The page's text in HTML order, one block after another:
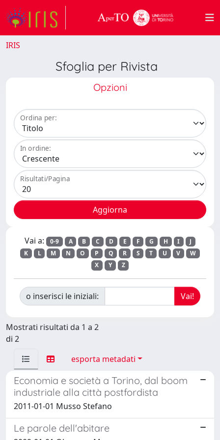
IRIS
Sfoglia per Rivista
Opzioni
Ordina per:
In ordine:
Risultati/Pagina
Vai a: 0-9 A B C D E F G H I
J
K
L M N O P Q R S T U V
W
X
Y Z
o inserisci le iniziali:
Mostrati risultati da 1 a 2
di 2
esporta metadati
Economia e società a Torino, dal boom
industriale alla città postfordista
2011-01-01 Musso Stefano
Le parole dell'abitare